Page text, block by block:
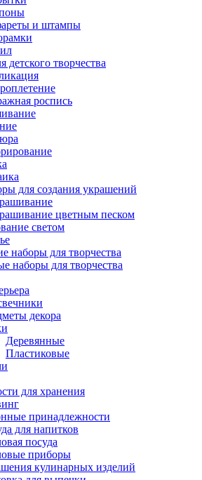
и штампы
детского творчества
роспись
для создания украшений
цветным песком
светом
наборы для творчества
наборы для творчества
декора
Деревянные
Пластиковые
для хранения
принадлежности
для напитков
посуда
приборы
кулинарных изделий